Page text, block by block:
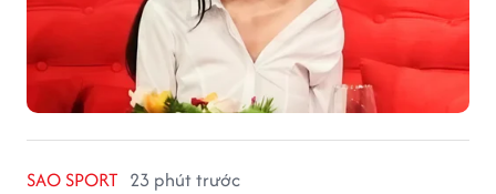
SAO SPORT 23 phút trước